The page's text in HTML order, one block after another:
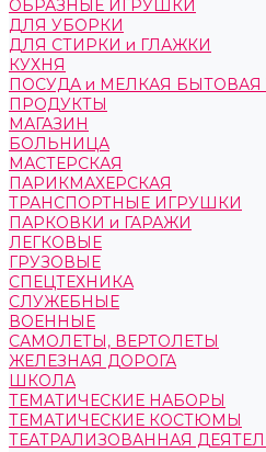
ОБРАЗНЫЕ ИГРУШКИ
ДЛЯ УБОРКИ
ДЛЯ СТИРКИ и ГЛАЖКИ
КУХНЯ
ПОСУДА и МЕЛКАЯ БЫТОВАЯ
ПРОДУКТЫ
МАГАЗИН
БОЛЬНИЦА
МАСТЕРСКАЯ
ПАРИКМАХЕРСКАЯ
ТРАНСПОРТНЫЕ ИГРУШКИ
ПАРКОВКИ и ГАРАЖИ
ЛЕГКОВЫЕ
ГРУЗОВЫЕ
СПЕЦТЕХНИКА
СЛУЖЕБНЫЕ
ВОЕННЫЕ
САМОЛЕТЫ, ВЕРТОЛЕТЫ
ЖЕЛЕЗНАЯ ДОРОГА
ШКОЛА
ТЕМАТИЧЕСКИЕ НАБОРЫ
ТЕМАТИЧЕСКИЕ КОСТЮМЫ
ТЕАТРАЛИЗОВАННАЯ